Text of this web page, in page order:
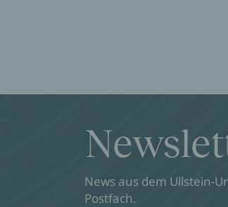
News aus dem Ullstein-
Postfach.